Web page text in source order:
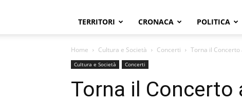
TERRITORI CRONACA POLITICA
Home Cultura e Società Concerti Torna il Concerto
Cultura e Società Concerti
Torna il Concerto